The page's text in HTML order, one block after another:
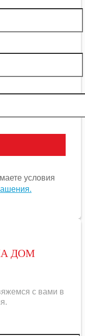
условия
ДОМ
с вами в
.